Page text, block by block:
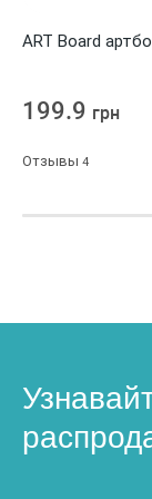
ART
199.9 грн
Отзывы 4